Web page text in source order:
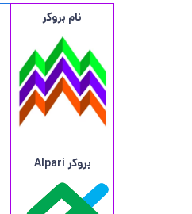
نام بروکر
بروکر Alpari